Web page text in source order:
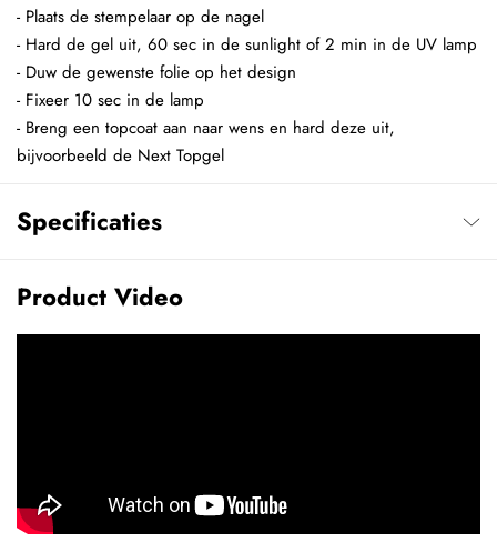
- Plaats de stempelaar op de nagel
- Hard de gel uit, 60 sec in de sunlight of 2 min in de UV lamp
- Duw de gewenste folie op het design
- Fixeer 10 sec in de lamp
- Breng een topcoat aan naar wens en hard deze uit,
bijvoorbeeld de Next Topgel
Specificaties
Product Video